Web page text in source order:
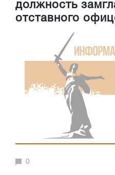
должность
отставного
0